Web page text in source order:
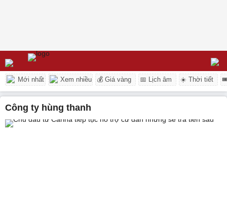
Mới nhất Xem nhiều 💰 Giá vàng 📅 Lịch âm ☀️ Thời tiết
công ty hùng thanh